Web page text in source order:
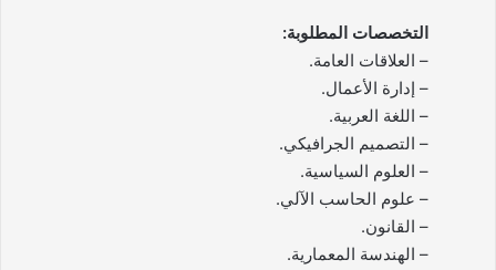
التخصصات المطلوبة:
– العلاقات العامة.
– إدارة الأعمال.
– اللغة العربية.
– التصميم الجرافيكي.
– العلوم السياسية.
– علوم الحاسب الآلي.
– القانون.
– الهندسة المعمارية.